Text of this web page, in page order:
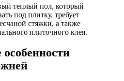
теплый пол, который
под плитку, требует
стяжки, а также
плиточного клея.